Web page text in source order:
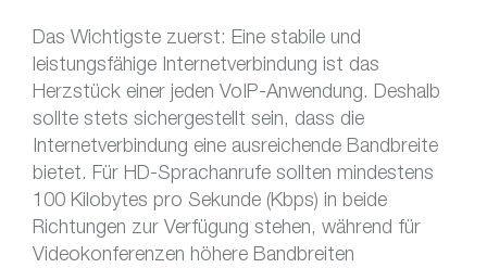
Das Wichtigste zuerst: Eine stabile und
leistungsfähige Internetverbindung ist das
Herzstück einer jeden VoIP-Anwendung. Deshalb
sollte stets sichergestellt sein, dass die
Internetverbindung eine ausreichende Bandbreite
bietet. Für HD-Sprachanrufe sollten mindestens
100 Kilobytes pro Sekunde (Kbps) in beide
Richtungen zur Verfügung stehen, während für
Videokonferenzen höhere Bandbreiten